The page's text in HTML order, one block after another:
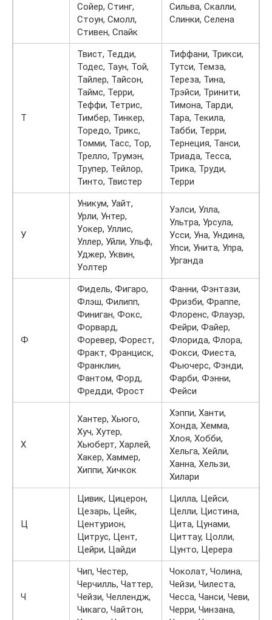
Сойер, Стинг,
Стоун, Смолл,
Стивен, Спайк
Сильва, Скалли,
Слинки, Селена
Т
Твист, Тедди,
Тодес, Таун, Той,
Тайлер, Тайсон,
Таймс, Терри,
Теффи, Тетрис,
Тимбер, Тинкер,
Торедо, Трикс,
Томми, Тасс, Тор,
Трелло, Трумэн,
Трупер, Тейлор,
Тинто, Твистер
Тиффани, Трикси,
Тутси, Темза,
Тереза, Тина,
Трэйси, Тринити,
Тимона, Тарди,
Тара, Текила,
Табби, Терри,
Тернеция, Танси,
Триада, Тесса,
Трика, Труди,
Терри
У
Уникум, Уайт,
Урли, Унтер,
Уокер, Уллис,
Уллер, Уйли, Ульф,
Уджер, Уквин,
Уолтер
Уэлси, Улла,
Ультра, Урсула,
Усси, Уна, Ундина,
Упси, Унита, Упра,
Урганда
Ф
Фидель, Фигаро,
Флэш, Филипп,
Финиган, Фокс,
Форвард,
Форевер, Форест,
Фракт, Франциск,
Франклин,
Фантом, Форд,
Фредди, Фрост
Фанни, Фэнтази,
Фризби, Фраппе,
Флоренс, Флауэр,
Фейри, Файер,
Флорида, Флора,
Фокси, Фиеста,
Фьючерс, Фэнди,
Фарби, Фэнни,
Фейси
Х
Хантер, Хьюго,
Хуч, Хутер,
Хьюберт, Харлей,
Хакер, Хаммер,
Хиппи, Хичкок
Хэппи, Ханти,
Хонда, Хемма,
Хлоя, Хобби,
Хельга, Хейли,
Ханна, Хельзи,
Хилари
Ц
Цивик, Цицерон,
Цезарь, Цейк,
Центурион,
Цитрус, Цент,
Цейри, Цайди
Цилла, Цейси,
Целли, Цистина,
Цита, Цунами,
Циттау, Цолли,
Цунто, Церера
Ч
Чип, Честер,
Черчилль, Чаттер,
Чейзи, Челлендж,
Чикаго, Чайтон,
Чоколат, Чолина,
Чейзи, Чилеста,
Чесса, Чанси, Чеви,
Черри, Чинзана,